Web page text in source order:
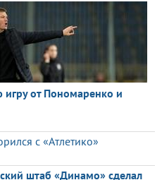
от Пономаренко и
с «Атлетико»
штаб «Динамо» сделал